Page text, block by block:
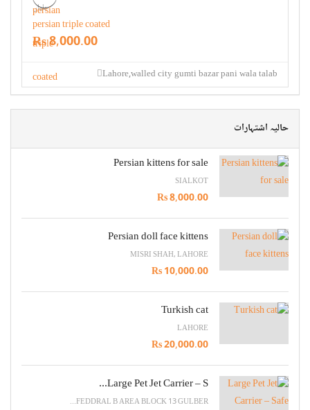
بلیاں
persian triple coated
Rs 8,000.00
Lahore,walled city gumti bazar pani wala talab
حالیہ اشتہارات
Persian kittens for sale
SIALKOT
Rs 8,000.00
Persian doll face kittens
MISRI SHAH, LAHORE
Rs 10,000.00
Turkish cat
LAHORE
Rs 20,000.00
Large Pet Jet Carrier – S...
FEDDRAL B AREA BLOCK 13 GULBER...